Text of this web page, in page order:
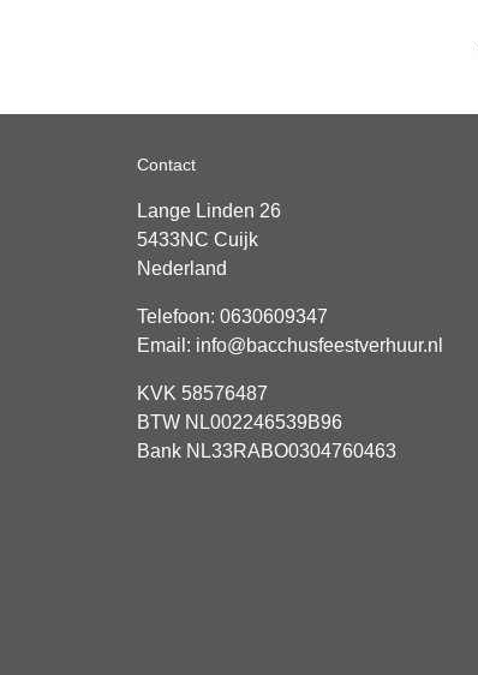
Contact
Lange Linden 26
5433NC Cuijk
Nederland
Telefoon: 0630609347
Email: info@bacchusfeestverhuur.nl
KVK 58576487
BTW NL002246539B96
Bank NL33RABO0304760463